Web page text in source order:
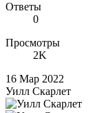
Ответы
0
Просмотры
2K
16 Мар 2022
Уилл Скарлет